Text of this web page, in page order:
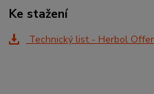
Ke stažení
Technický list - Herbol